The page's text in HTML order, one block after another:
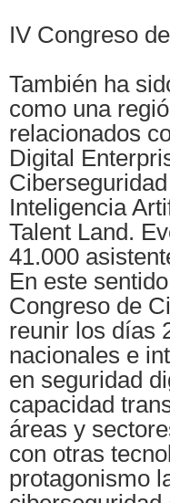
IV Congreso
También ha
como una
relacionados
Digital
Inteligencia
Talent Land.
41.000
En este
Congreso de
reunir los días
nacionales e
en seguridad
capacidad
áreas y
con otras
protagonismo